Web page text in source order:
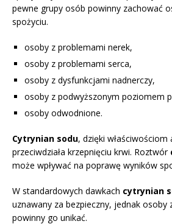
pewne grupy osób powinny zachować
spożyciu.
osoby z problemami nerek,
osoby z problemami serca,
osoby z dysfunkcjami nadnerczy,
osoby z podwyższonym poziomem
osoby odwodnione.
Cytrynian sodu, dzięki
przeciwdziała krzepnięciu krwi. Roztwór
może wpływać na poprawę wyników
W standardowych dawkach cytrynian
uznawany za bezpieczny, jednak osoby
powinny go unikać.